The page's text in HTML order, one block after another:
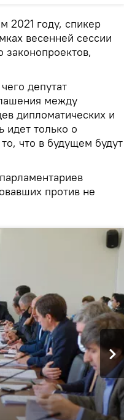
2021 году, спикер
весенней сессии
законопроектов,
депутат
между
дипломатических и
идет только о
что в будущем будут
против не